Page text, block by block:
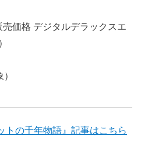
格 デジタルデラックスエ
トの千年物語』記事はこちら